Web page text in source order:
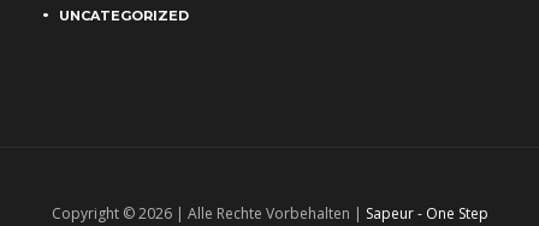
UNCATEGORIZED
Copyright © 2026 | Alle Rechte Vorbehalten | Sapeur - One Step